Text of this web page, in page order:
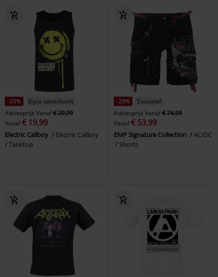
-33%
Bijna uitverkocht
Adviesprijs Vanaf€ 29,99
Vanaf€ 19,99
Electric Callboy
Electric Callboy
Tanktop
-28%
Exclusief
Adviesprijs Vanaf€ 74,99
Vanaf€ 53,99
EMP Signature Collection
AC/DC
Shorts